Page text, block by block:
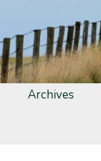
Archives